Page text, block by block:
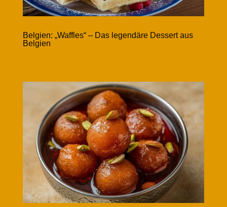
Belgien: „Waffles“ – Das legendäre Dessert aus
Belgien